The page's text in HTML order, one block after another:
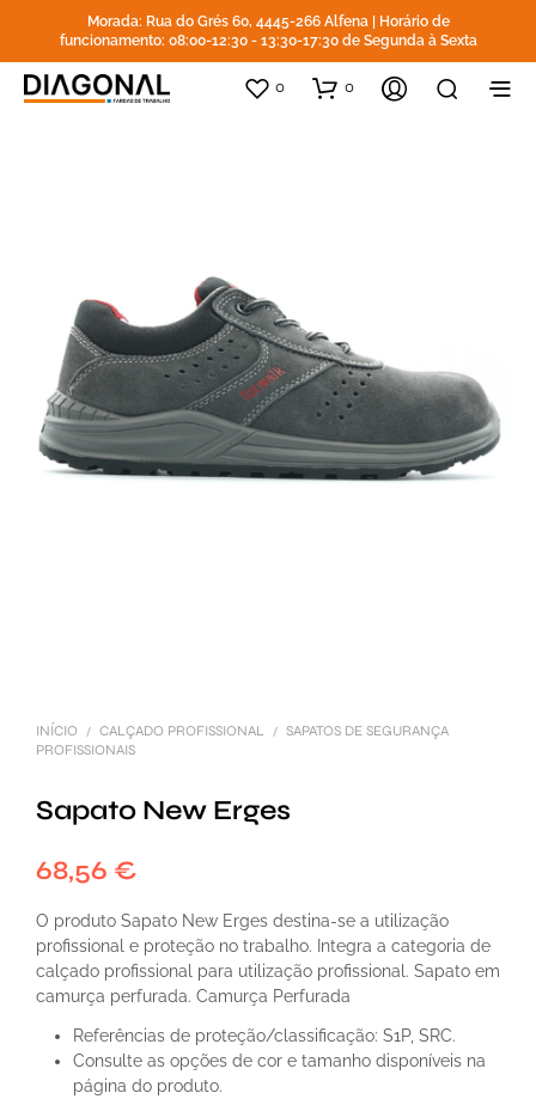
Morada: Rua do Grés 60, 4445-266 Alfena | Horário de
funcionamento: 08:00-12:30 - 13:30-17:30 de Segunda à Sexta
0 0
INÍCIO / CALÇADO PROFISSIONAL / SAPATOS DE SEGURANÇA
PROFISSIONAIS
Sapato New Erges
68,56 €
O produto Sapato New Erges destina-se a utilização
profissional e proteção no trabalho. Integra a categoria de
calçado profissional para utilização profissional. Sapato em
camurça perfurada. Camurça Perfurada
Referências de proteção/classificação: S1P, SRC.
Consulte as opções de cor e tamanho disponíveis na
página do produto.